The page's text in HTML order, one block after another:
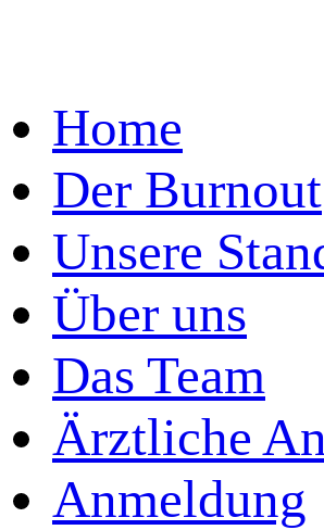
Home
Der Burnout
Unsere
Über uns
Das Team
Ärztliche
Anmeldung